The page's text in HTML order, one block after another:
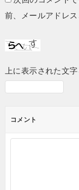
前、メールアドレス
上に表示された文
コメント